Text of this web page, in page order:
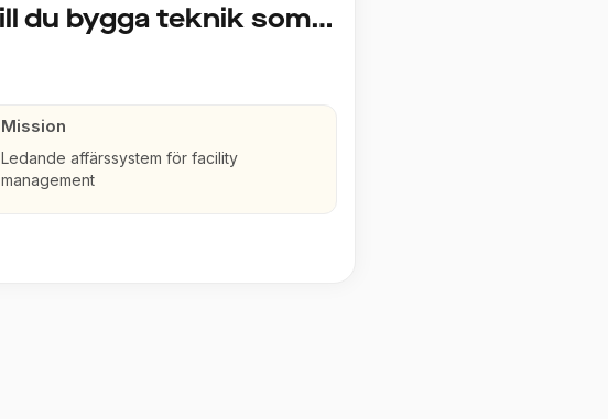
Vill du bygga teknik som gör skillnad på riktigt? Då är du vår nya Tech Lead!
Mission
Ledande affärssystem för facility
management